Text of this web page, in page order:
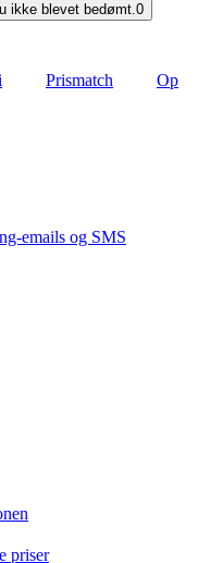
ikke blevet bedømt.0
Prismatch
Op
emails og SMS
priser